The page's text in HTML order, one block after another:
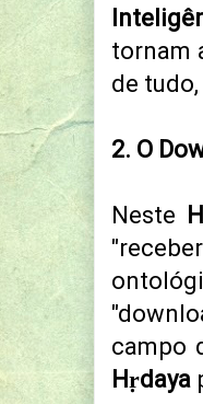
tornam
de tudo,
2. O
Neste
campo
Hṛdaya